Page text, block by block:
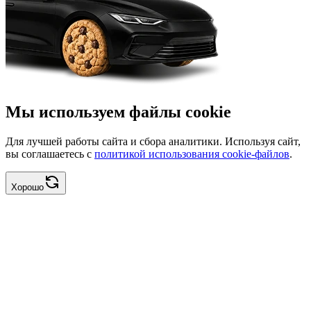
Мы используем файлы cookie
Для лучшей работы сайта и сбора аналитики. Используя сайт,
вы соглашаетесь с политикой использования cookie-файлов.
Хорошо